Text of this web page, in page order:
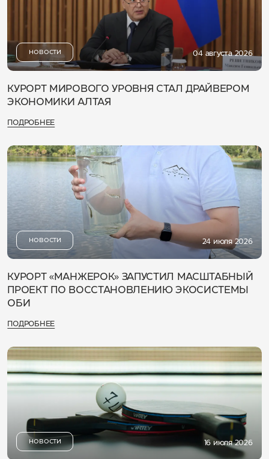
НОВОСТИ 04 августа 2026
КУРОРТ МИРОВОГО УРОВНЯ СТАЛ ДРАЙВЕРОМ
ЭКОНОМИКИ АЛТАЯ
ПОДРОБНЕЕ
НОВОСТИ 24 июля 2026
КУРОРТ «МАНЖЕРОК» ЗАПУСТИЛ МАСШТАБНЫЙ
ПРОЕКТ ПО ВОССТАНОВЛЕНИЮ ЭКОСИСТЕМЫ
ОБИ
ПОДРОБНЕЕ
НОВОСТИ 16 июля 2026